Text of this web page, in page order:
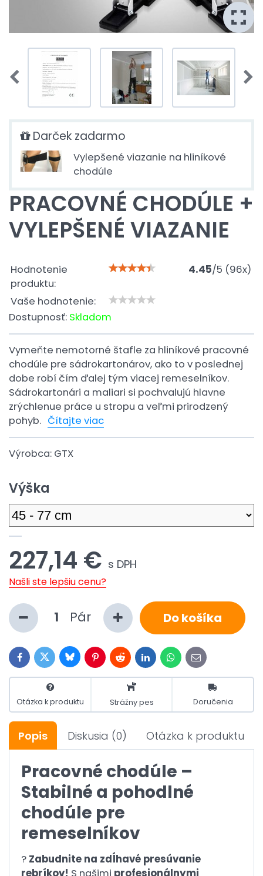
Darček zadarmo
Vylepšené viazanie na hliníkové
chodúle
PRACOVNÉ CHODÚLE +
VYLEPŠENÉ VIAZANIE
Hodnotenie
produktu:
4.45/5 (96x)
Vaše hodnotenie:
Dostupnosť: Skladom
Vymeňte nemotorné štafle za hliníkové pracovné
chodúle pre sádrokartonárov, ako to v poslednej
dobe robí čím ďalej tým viacej remeselníkov.
Sádrokartonári a maliari si pochvalujú hlavne
zrýchlenue práce u stropu a veľmi prirodzený
pohyb. Čítajte viac
Výrobca: GTX
Výška
227,14 € s DPH
Našli ste lepšiu cenu?
Pár Do košíka
FacebookTwitterBlueskyPinterestRedditLinkedInWhatsApp
E-
mail
Otázka k produktu Strážny pes Doručenia
Popis Diskusia (0) Otázka k produktu
Pracovné chodúle –
Stabilné a pohodlné
chodúle pre
remeselníkov
? Zabudnite na zdĺhavé presúvanie